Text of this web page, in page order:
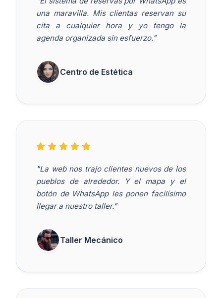
una maravilla. Mis clientas reservan su
cita a cualquier hora y yo tengo la
agenda organizada sin esfuerzo."
Centro de Estética
"La web nos trajo clientes nuevos de los
pueblos de alrededor. Y el mapa y el
botón de WhatsApp les ponen facilísimo
llegar a nuestro taller."
Taller Mecánico